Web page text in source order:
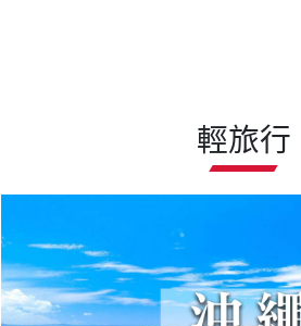
輕旅行